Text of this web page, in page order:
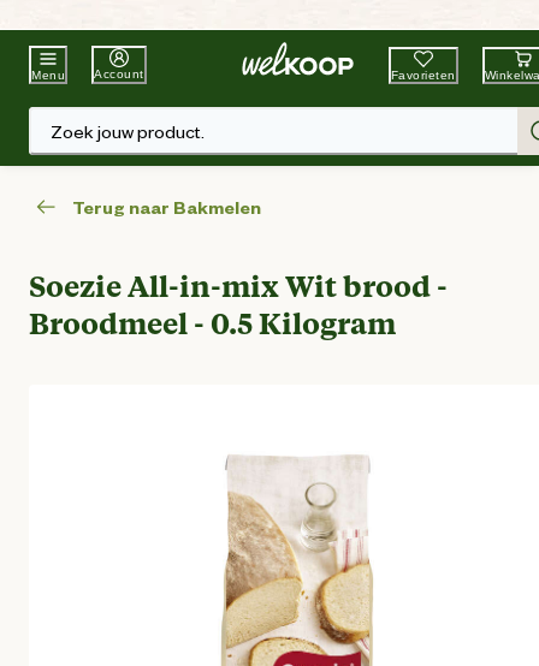
Beste WinkelketenTuin & Dier
Menu Account Favorieten
Zoek jouw product.
Terug naar Bakmelen
Soezie All-in-mix Wit brood -
Broodmeel - 0.5 Kilogram